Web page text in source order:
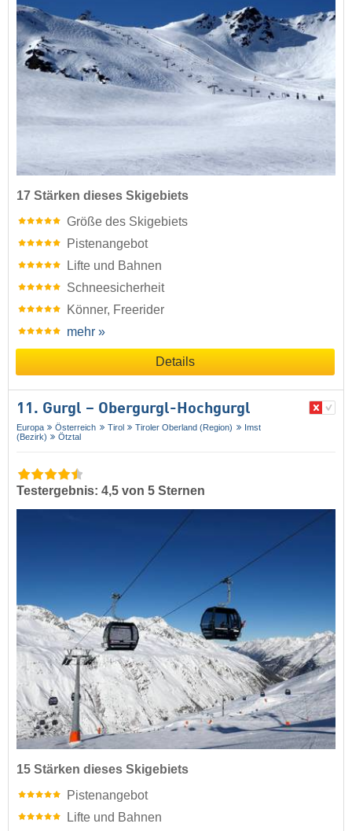
17 Stärken dieses Skigebiets
Größe des Skigebiets
Pistenangebot
Lifte und Bahnen
Schneesicherheit
Könner, Freerider
mehr »
Details
11. Gurgl – Obergurgl-Hochgurgl
Europa Österreich Tirol Tiroler Oberland (Region)
Imst
(Bezirk)
Ötztal
Testergebnis: 4,5 von 5 Sternen
15 Stärken dieses Skigebiets
Pistenangebot
Lifte und Bahnen